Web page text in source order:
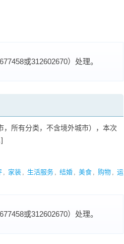
或312602670）处理。
所有分类，不含境外城市），本次
, 家装 , 生活服务 , 结婚 , 美食 , 购物 , 运
或312602670）处理。